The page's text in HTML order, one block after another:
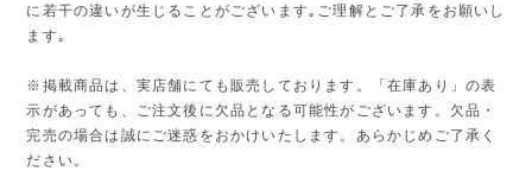
に若干の違いが生じることがございます｡ご理解とご了承をお願いし
ます｡
※掲載商品は、実店舗にても販売しております。「在庫あり」の表
示があっても、ご注文後に欠品となる可能性がございます。欠品・
完売の場合は誠にご迷惑をおかけいたします。あらかじめご了承く
ださい。